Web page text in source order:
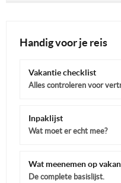
Handig voor je reis
Vakantie checklist
Alles controleren voor
Inpaklijst
Wat moet er echt mee?
Wat meenemen op
De complete basislijst.